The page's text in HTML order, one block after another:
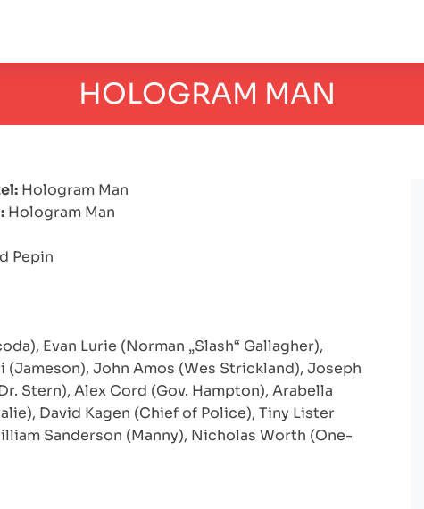
HOLOGRAM MAN
Hologram Man
Hologram Man
Pepin
Evan Lurie (Norman „Slash“ Gallagher),
(Jameson), John Amos (Wes Strickland), Joseph
Stern), Alex Cord (Gov. Hampton), Arabella
David Kagen (Chief of Police), Tiny Lister
Sanderson (Manny), Nicholas Worth (One-